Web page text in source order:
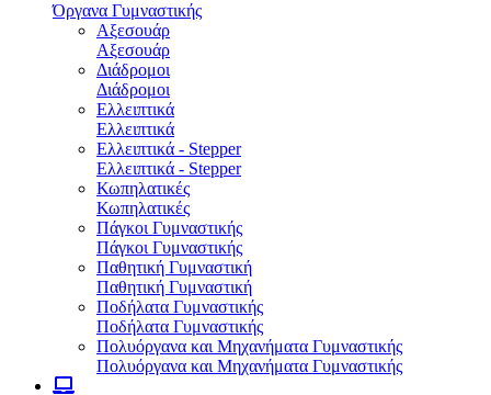
Όργανα Γυμναστικής
Αξεσουάρ
Αξεσουάρ
Διάδρομοι
Διάδρομοι
Ελλειπτικά
Ελλειπτικά
Ελλειπτικά - Stepper
Ελλειπτικά - Stepper
Κωπηλατικές
Κωπηλατικές
Πάγκοι Γυμναστικής
Πάγκοι Γυμναστικής
Παθητική Γυμναστική
Παθητική Γυμναστική
Ποδήλατα Γυμναστικής
Ποδήλατα Γυμναστικής
Πολυόργανα και Μηχανήματα Γυμναστικής
Πολυόργανα και Μηχανήματα Γυμναστικής